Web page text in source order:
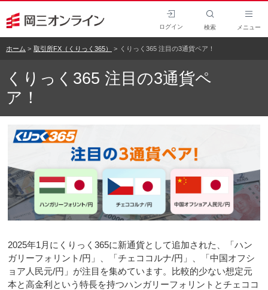
ログイン 検索 メニュー
ホーム 取引所FX（くりっく365） くりっく365 注目の3通貨ペア！
くりっく365 注目の3通貨ペ
ア！
2025年1月にくりっく365に新通貨として追加された、「ハン
ガリーフォリント/円」、「チェココルナ/円」、「中国オフシ
ョア人民元/円」が注目を集めています。比較的少ない想定元
本と高金利という特長を持つハンガリーフォリントとチェココ